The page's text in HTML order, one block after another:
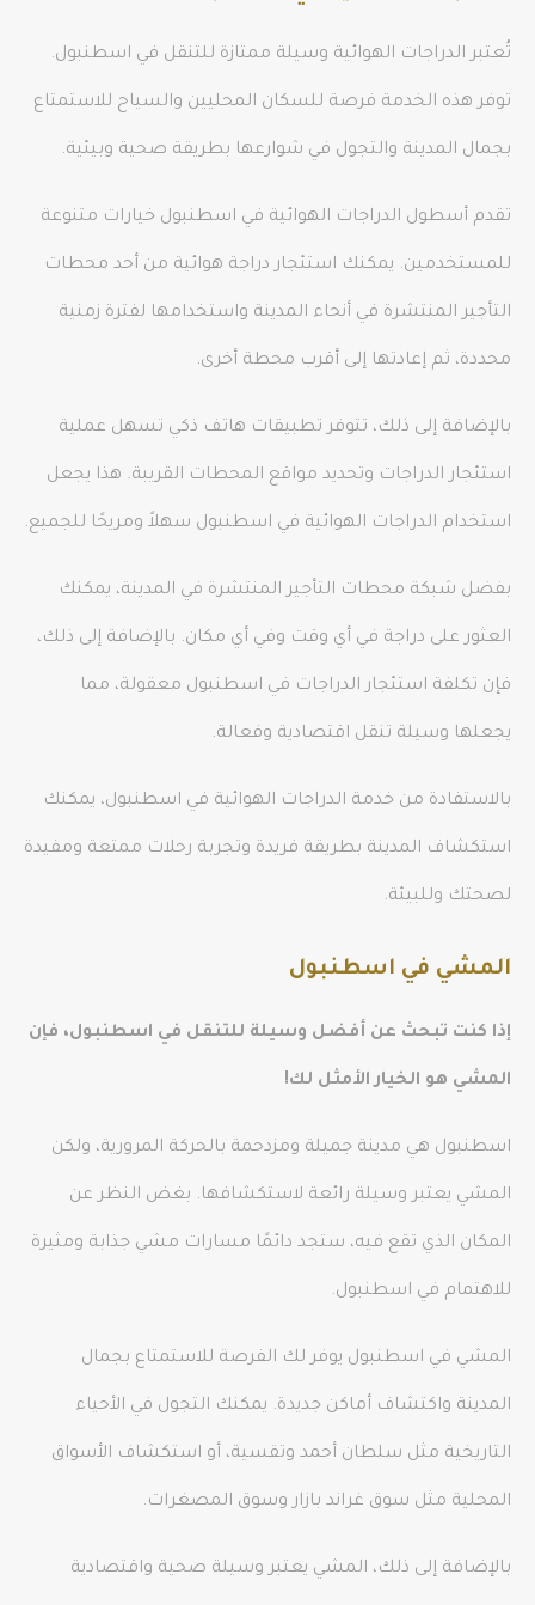
تُعتبر الدراجات الهوائية وسيلة ممتازة للتنقل في اسطنبول.
توفر هذه الخدمة فرصة للسكان المحليين والسياح للاستمتاع
بجمال المدينة والتجول في شوارعها بطريقة صحية وبيئية.
تقدم أسطول الدراجات الهوائية في اسطنبول خيارات متنوعة
للمستخدمين. يمكنك استئجار دراجة هوائية من أحد محطات
التأجير المنتشرة في أنحاء المدينة واستخدامها لفترة زمنية
محددة، ثم إعادتها إلى أقرب محطة أخرى.
بالإضافة إلى ذلك، تتوفر تطبيقات هاتف ذكي تسهل عملية
استئجار الدراجات وتحديد مواقع المحطات القريبة. هذا يجعل
استخدام الدراجات الهوائية في اسطنبول سهلاً ومريحًا للجميع.
بفضل شبكة محطات التأجير المنتشرة في المدينة، يمكنك
العثور على دراجة في أي وقت وفي أي مكان. بالإضافة إلى ذلك،
فإن تكلفة استئجار الدراجات في اسطنبول معقولة، مما
يجعلها وسيلة تنقل اقتصادية وفعالة.
بالاستفادة من خدمة الدراجات الهوائية في اسطنبول، يمكنك
استكشاف المدينة بطريقة فريدة وتجربة رحلات ممتعة ومفيدة
لصحتك وللبيئة.
المشي في اسطنبول
إذا كنت تبحث عن أفضل وسيلة للتنقل في اسطنبول، فإن
المشي هو الخيار الأمثل لك!
اسطنبول هي مدينة جميلة ومزدحمة بالحركة المرورية، ولكن
المشي يعتبر وسيلة رائعة لاستكشافها. بغض النظر عن
المكان الذي تقع فيه، ستجد دائمًا مسارات مشي جذابة ومثيرة
للاهتمام في اسطنبول.
المشي في اسطنبول يوفر لك الفرصة للاستمتاع بجمال
المدينة واكتشاف أماكن جديدة. يمكنك التجول في الأحياء
التاريخية مثل سلطان أحمد وتقسية، أو استكشاف الأسواق
المحلية مثل سوق غراند بازار وسوق المصغرات.
بالإضافة إلى ذلك، المشي يعتبر وسيلة صحية واقتصادية